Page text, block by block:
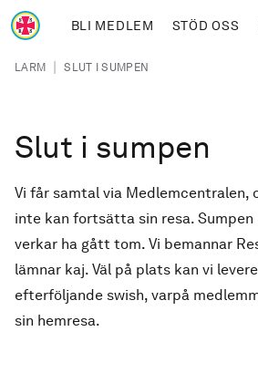
Hoppa till huvudinnehåll
BLI MEDLEM STÖD OSS
Länkstig
LARM | SLUT I SUMPEN
Slut i sumpen
Vi får samtal via Medlemcentralen,
inte kan fortsätta sin resa.
verkar ha gått tom. Vi bemannar
lämnar kaj. Väl på plats kan vi
efterföljande swish, varpå
sin hemresa.